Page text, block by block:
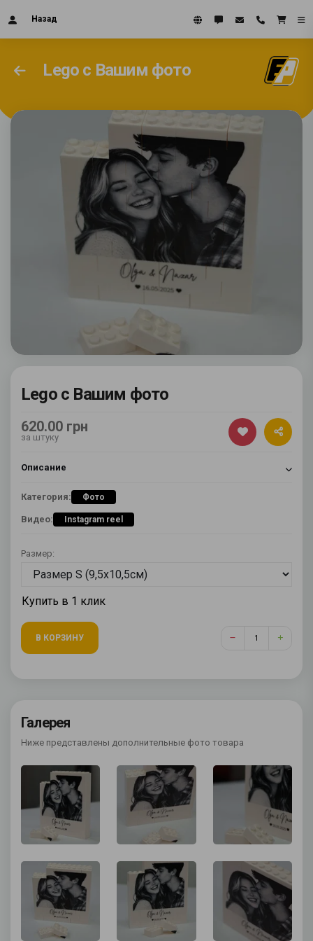
Назад
Lego с Вашим фото
Lego с Вашим фото
620.00 грн
за штуку
Описание
Категория: Фото
Видео: Instagram reel
Размер:
Купить в 1 клик
В КОРЗИНУ
Галерея
Ниже представлены дополнительные фото товара